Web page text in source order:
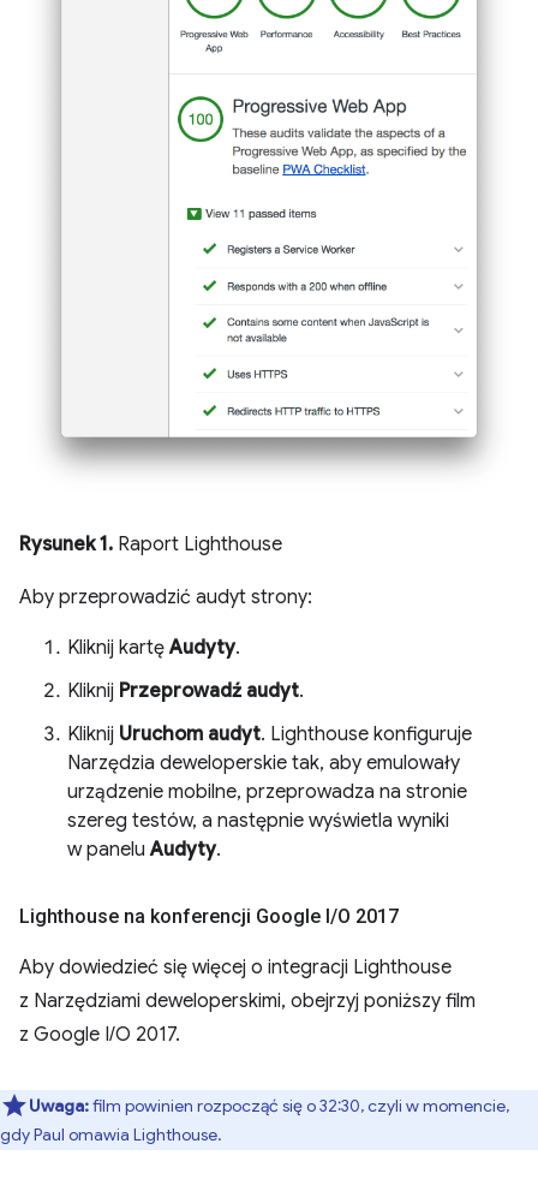
Rysunek 1. Raport Lighthouse
Aby przeprowadzić audyt strony:
Kliknij kartęAudyty.
Kliknij Przeprowadź audyt.
Kliknij Uruchom audyt. Lighthouse konfiguruje
Narzędzia deweloperskie tak, aby emulowały
urządzenie mobilne, przeprowadza na stronie
szereg testów, a następnie wyświetla wyniki
w paneluAudyty.
Lighthouse na konferencji Google I/O 2017
Aby dowiedzieć się więcej o integracji Lighthouse
z Narzędziami deweloperskimi, obejrzyj poniższy film
z Google I/O 2017.
Uwaga:film powinien rozpocząć się o 32:30, czyli w momencie,
gdy Paul omawia Lighthouse.